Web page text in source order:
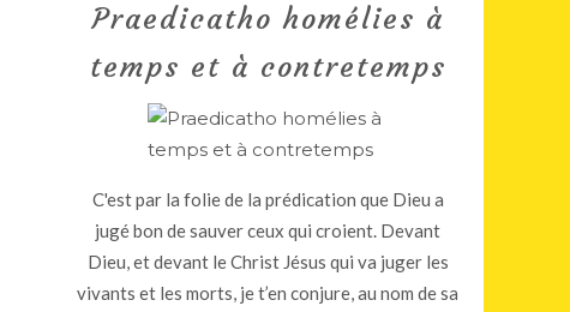
Praedicatho homélies à
temps et à contretemps
C'est par la folie de la prédication que Dieu a
jugé bon de sauver ceux qui croient. Devant
Dieu, et devant le Christ Jésus qui va juger les
vivants et les morts, je t’en conjure, au nom de sa